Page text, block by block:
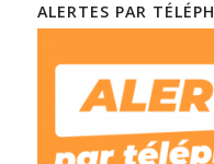
ALERTES PAR